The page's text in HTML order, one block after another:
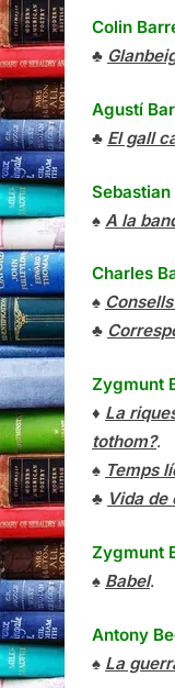
Colin
♣
Agustí
♣ El gall
♠ A la
Charles
♠
♣
Zygmunt
♦ La
tothom?.
♠ Temps
♣ Vida de
Zygmunt
♠ Babel.
Antony
♠ La